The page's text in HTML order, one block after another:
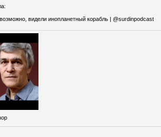
:
видели инопланетный корабль | @surdinpodcast